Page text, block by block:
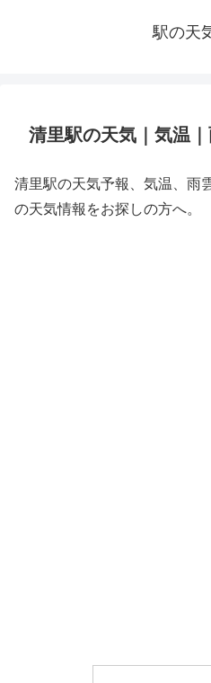
駅の天
清里駅の天気｜気温
清里駅の天気予報、気温、雨
の天気情報をお探しの方へ。